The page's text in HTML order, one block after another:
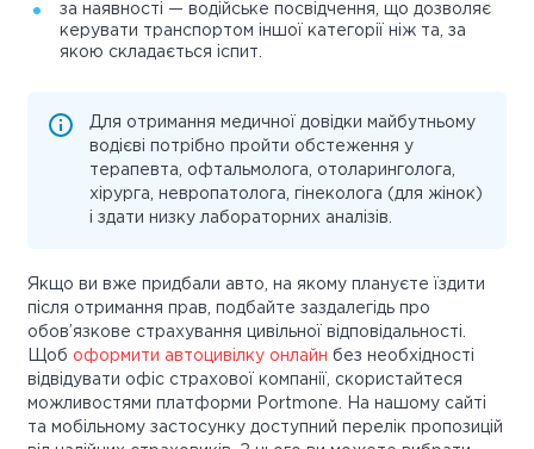
за наявності — водійське посвідчення, що дозволяє
керувати транспортом іншої категорії ніж та, за
якою складається іспит.
Для отримання медичної довідки майбутньому
водієві потрібно пройти обстеження у
терапевта, офтальмолога, отоларинголога,
хірурга, невропатолога, гінеколога (для жінок)
і здати низку лабораторних аналізів.
Якщо ви вже придбали авто, на якому плануєте їздити
після отримання прав, подбайте заздалегідь про
обов’язкове страхування цивільної відповідальності.
Щоб оформити автоцивілку онлайн без необхідності
відвідувати офіс страхової компанії, скористайтеся
можливостями платформи Portmone. На нашому сайті
та мобільному застосунку доступний перелік пропозицій